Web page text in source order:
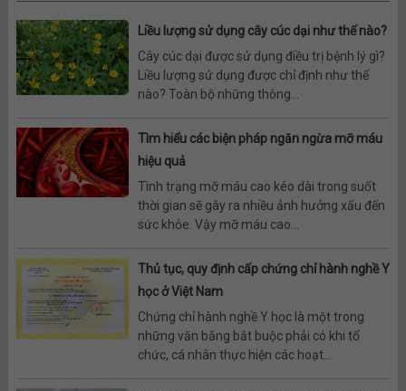
Liều lượng sử dụng cây cúc dại như thế nào?
Cây cúc dại được sử dụng điều trị bệnh lý gì?
Liều lượng sử dụng được chỉ định như thế
nào? Toàn bộ những thông...
Tìm hiểu các biện pháp ngăn ngừa mỡ máu
hiệu quả
Tình trạng mỡ máu cao kéo dài trong suốt
thời gian sẽ gây ra nhiều ảnh hưởng xấu đến
sức khỏe. Vậy mỡ máu cao...
Thủ tục, quy định cấp chứng chỉ hành nghề Y
học ở Việt Nam
Chứng chỉ hành nghề Y học là một trong
những văn bằng bắt buộc phải có khi tổ
chức, cá nhân thực hiện các hoạt...